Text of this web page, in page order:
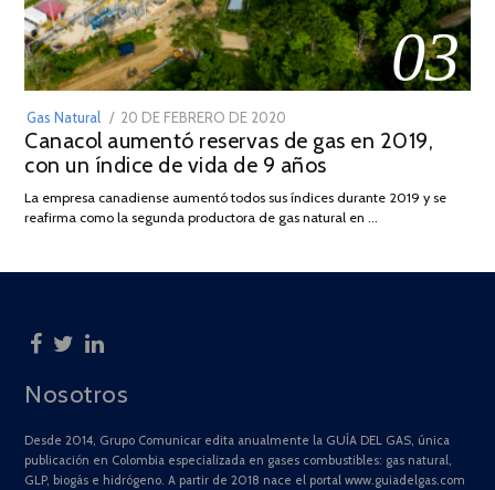
03
Gas Natural
POSTED
ON
20 DE FEBRERO DE 2020
DE
JULIO
2025
Canacol aumentó reservas de gas en 2019,
con un índice de vida de 9 años
La empresa canadiense aumentó todos sus índices durante 2019 y se
reafirma como la segunda productora de gas natural en …
Nosotros
Desde 2014, Grupo Comunicar edita anualmente la GUÍA DEL GAS, única
publicación en Colombia especializada en gases combustibles: gas natural,
GLP, biogás e hidrógeno. A partir de 2018 nace el portal www.guiadelgas.com